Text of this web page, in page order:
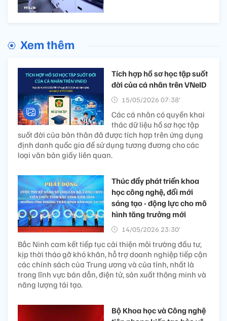
Xem thêm
Tích hợp hồ sơ học tập suốt
đời của cá nhân trên VNeID
15/05/2026 07:38’
Các cá nhân có quyền khai
thác dữ liệu hồ sơ học tập
suốt đời của bản thân đã được tích hợp trên ứng dụng
định danh quốc gia để sử dụng tương đương cho các
loại văn bản giấy liên quan.
Thúc đẩy phát triển khoa
học công nghệ, đổi mới
sáng tạo - động lực cho mô
hình tăng trưởng mới
14/05/2026 23:30’
Bắc Ninh cam kết tiếp tục cải thiện môi trường đầu tư,
kịp thời tháo gỡ khó khăn, hỗ trợ doanh nghiệp tiếp cận
các chính sách của Trung ương và của tỉnh, nhất là
trong lĩnh vực bán dẫn, điện tử, sản xuất thông minh và
năng lượng tái tạo.
Bộ Khoa học và Công nghệ